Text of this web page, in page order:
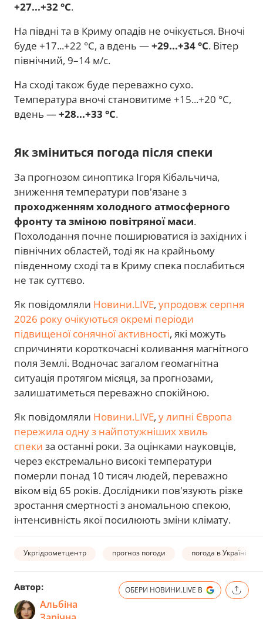
+27...+32 °C.
На півдні та в Криму опадів не очікується. Вночі
буде +17...+22 °C, а вдень —+29...+34 °C. Вітер
північний, 9–14 м/с.
На сході також буде переважно сухо.
Температура вночі становитиме +15...+20 °C,
вдень —+28...+33 °C.
Як зміниться погода після спеки
За прогнозом синоптика Ігоря Кібальчича,
зниження температури пов'язане з
проходженням холодного атмосферного
фронту та зміною повітряної маси.
Похолодання почне поширюватися із західних і
північних областей, тоді як на крайньому
південному сході та в Криму спека послабиться
не так суттєво.
Як повідомляли Новини.LIVE, упродовж серпня
2026 року очікуються окремі періоди
підвищеної сонячної активності, які можуть
спричиняти короткочасні коливання магнітного
поля Землі. Водночас загалом геомагнітна
ситуація протягом місяця, за прогнозами,
залишатиметься переважно спокійною.
Як повідомляли Новини.LIVE, у липні Європа
пережила одну з найпотужніших хвиль
спеки за останні роки. За оцінками науковців,
через екстремально високі температури
померли понад 10 тисяч людей, переважно
віком від 65 років. Дослідники пов'язують різке
зростання смертності з аномальною спекою,
інтенсивність якої посилюють зміни клімату.
Укргідрометцентр прогноз погоди погода в Україні
Автор:
Альбіна
ОБЕРИ НОВИНИ.LIVE В